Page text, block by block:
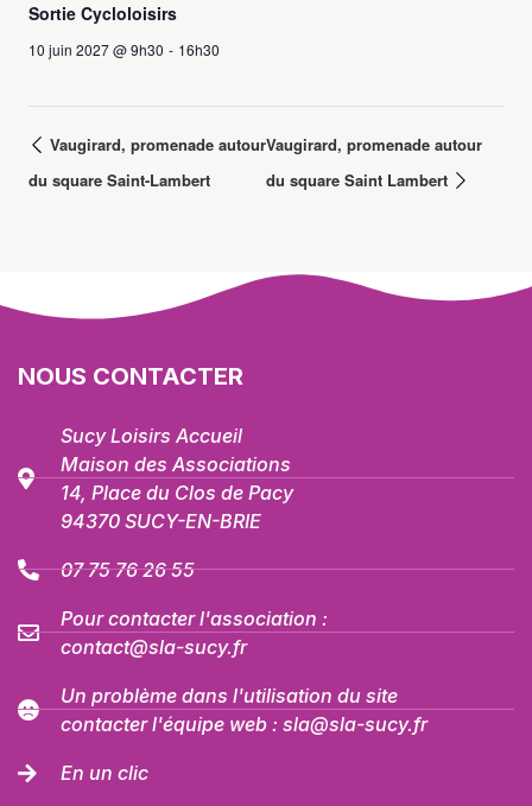
Sortie Cycloloisirs
10 juin 2027 @ 9h30 - 16h30
Vaugirard, promenade autour
du square Saint-Lambert
Vaugirard, promenade autour
du square Saint Lambert
NOUS CONTACTER
Sucy Loisirs Accueil
Maison des Associations
14, Place du Clos de Pacy
94370 SUCY-EN-BRIE
07 75 76 26 55
Pour contacter l'association :
contact@sla-sucy.fr
Un problème dans l'utilisation du site
contacter l'équipe web : sla@sla-sucy.fr
En un clic